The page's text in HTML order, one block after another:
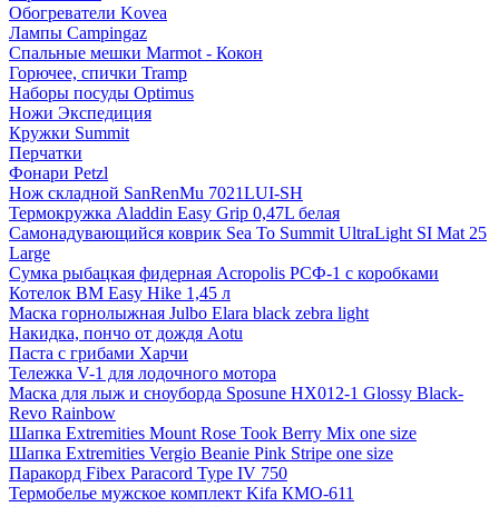
Обогреватели Kovea
Лампы Campingaz
Спальные мешки Marmot - Кокон
Горючее, спички Tramp
Наборы посуды Optimus
Ножи Экспедиция
Кружки Summit
Перчатки
Фонари Petzl
Нож складной SanRenMu 7021LUI-SH
Термокружка Aladdin Easy Grip 0,47L белая
Самонадувающийся коврик Sea To Summit UltraLight SI Mat 25
Large
Сумка рыбацкая фидерная Acropolis РСФ-1 с коробками
Котелок BM Easy Hike 1,45 л
Маска горнолыжная Julbo Elara black zebra light
Накидка, пончо от дождя Aotu
Паста с грибами Харчи
Тележка V-1 для лодочного мотора
Маска для лыж и сноуборда Sposune HX012-1 Glossy Black-
Revo Rainbow
Шапка Extremities Mount Rose Took Berry Mix one size
Шапка Extremities Vergio Beanie Pink Stripe one size
Паракорд Fibex Paracord Type IV 750
Термобелье мужское комплект Kifa КМО-611